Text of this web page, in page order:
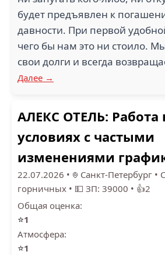
будет предъявлен к
давности. При первой
чего бы нам это ни стоило.
свои долги и всегда
Далее →
АЛЕКС ОТЕЛЬ: Работа
условиях с частыми
изменениями
22.07.2026 • Санкт-Петербург •
горничных • 💵 ЗП: 39000 • 👍2
Общая оценка:
⭐1
Атмосфера:
⭐1